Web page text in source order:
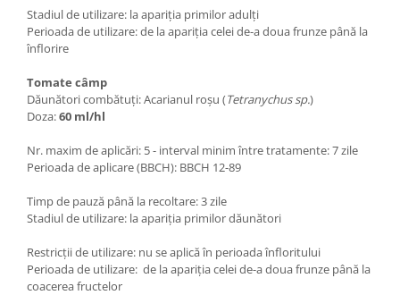
Stadiul de utilizare: la apariția primilor adulți
Perioada de utilizare: de la apariția celei de-a doua frunze până la
înflorire
Tomate câmp
Dăunători combătuți: Acarianul roșu (Tetranychus sp.)
Doza:60 ml/hl
Nr. maxim de aplicări: 5 - interval minim între tratamente: 7 zile
Perioada de aplicare (BBCH): BBCH 12-89
Timp de pauză până la recoltare: 3 zile
Stadiul de utilizare: la apariția primilor dăunători
Restricții de utilizare: nu se aplică în perioada înfloritului
Perioada de utilizare: de la apariția celei de-a doua frunze până la
coacerea fructelor